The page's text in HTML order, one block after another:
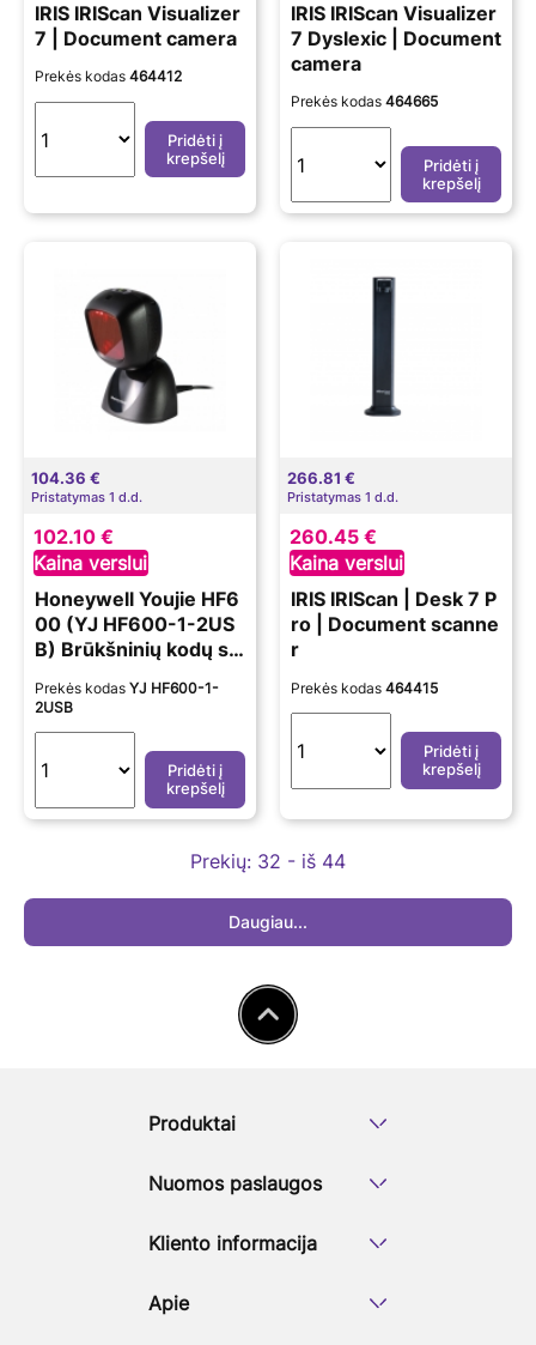
IRIS IRIScan Visualizer
7 | Document camera
Prekės kodas 464412
Pridėti į
krepšelį
IRIS IRIScan Visualizer
7 Dyslexic | Document
camera
Prekės kodas 464665
Pridėti į
krepšelį
104.36 €
Pristatymas 1 d.d.
102.10 €
Kaina verslui
Honeywell Youjie HF6
00 (YJ HF600-1-2US
B) Brūkšninių kodų sk
Prekės kodas YJ HF600-1-
2USB
Pridėti į
krepšelį
266.81 €
Pristatymas 1 d.d.
260.45 €
Kaina verslui
IRIS IRIScan | Desk 7 P
ro | Document scanne
r
Prekės kodas 464415
Pridėti į
krepšelį
Prekių: 32 - iš 44
Daugiau...
Produktai
Nuomos paslaugos
Kliento informacija
Apie